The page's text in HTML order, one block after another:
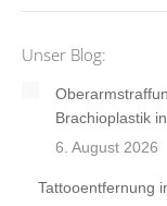
Unser Blog:
Brachioplastik
6. August 2026
Tattooentfernung